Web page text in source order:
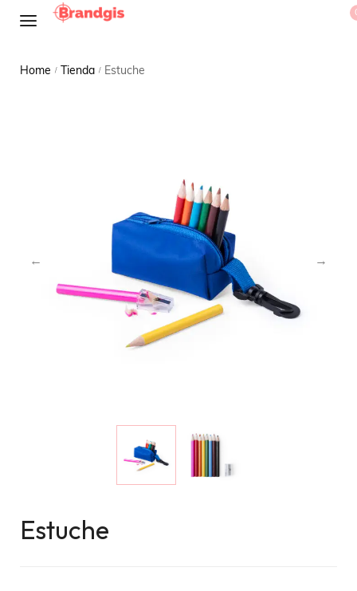
Home / Tienda / Estuche
Estuche